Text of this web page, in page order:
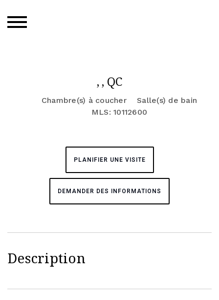
, , QC
Chambre(s) à coucher
Salle(s) de bain
MLS: 10112600
PLANIFIER UNE VISITE
DEMANDER DES INFORMATIONS
Description